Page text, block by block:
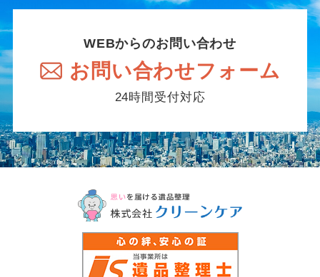
WEBからのお問い合わせ
お問い合わせフォーム
24時間受付対応